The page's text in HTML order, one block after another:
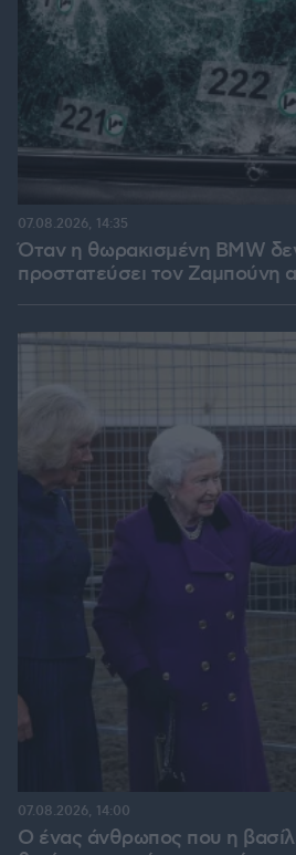
Όταν η θωρακισμένη BMW
προστατεύσει τον Ζαμπούνη
07.08.2026, 14:35
Ο ένας άνθρωπος που η
07.08.2026, 14:00